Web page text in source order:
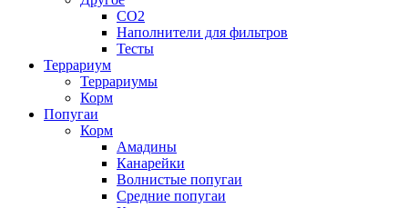
CO2
Наполнители для фильтров
Тесты
Террариум
Террариумы
Корм
Попугаи
Корм
Амадины
Канарейки
Волнистые попугаи
Средние попугаи